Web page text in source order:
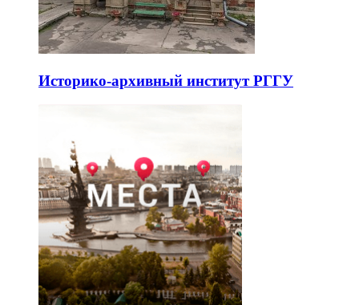
Историко-архивный институт РГГУ